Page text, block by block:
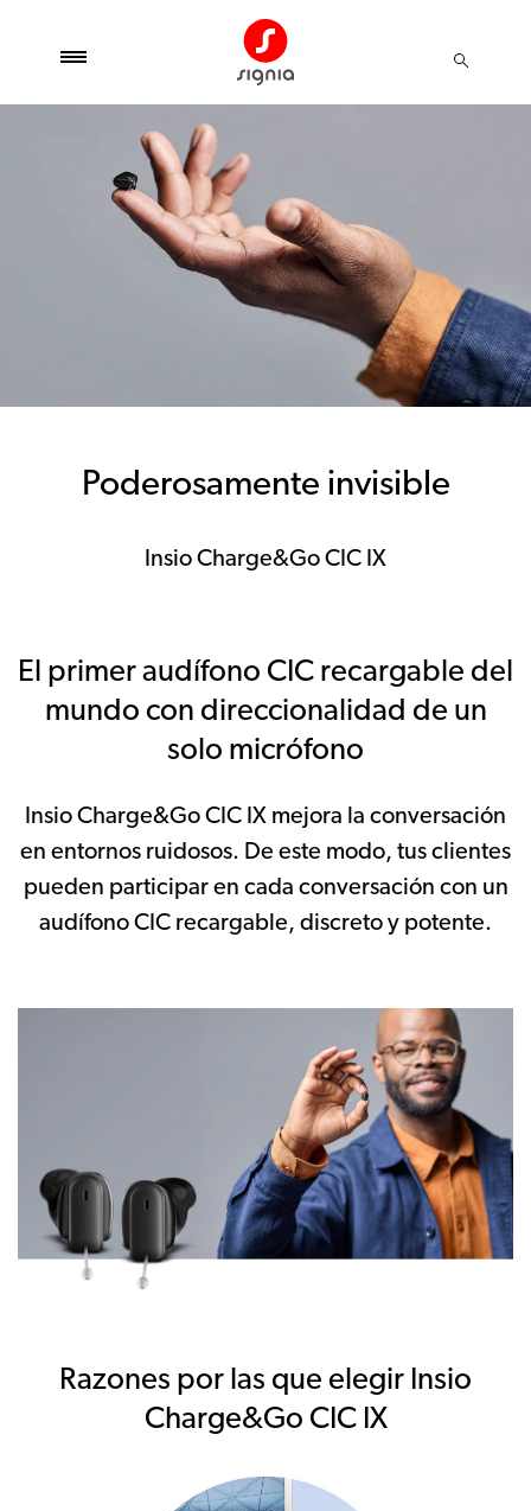
Poderosamente invisible
Insio Charge&Go CIC IX
El primer audífono CIC recargable del
mundo con direccionalidad de un
solo micrófono
Insio Charge&Go CIC IX mejora la conversación
en entornos ruidosos. De este modo, tus clientes
pueden participar en cada conversación con un
audífono CIC recargable, discreto y potente.
Razones por las que elegir Insio
Charge&Go CIC IX